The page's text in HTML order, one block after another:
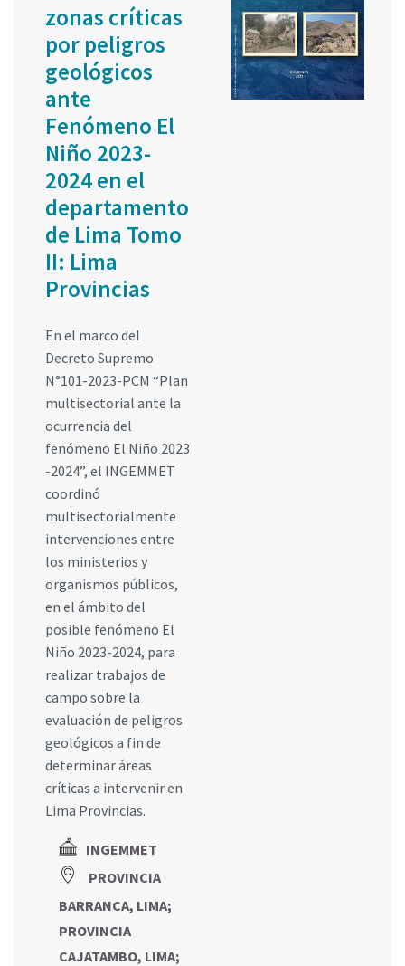
zonas críticas
por peligros
geológicos
ante
Fenómeno El
Niño 2023-
2024 en el
departamento
de Lima Tomo
II: Lima
Provincias
En el marco del
Decreto Supremo
N°101-2023-PCM “Plan
multisectorial ante la
ocurrencia del
fenómeno El Niño 2023
-2024”, el INGEMMET
coordinó
multisectorialmente
intervenciones entre
los ministerios y
organismos públicos,
en el ámbito del
posible fenómeno El
Niño 2023-2024, para
realizar trabajos de
campo sobre la
evaluación de peligros
geológicos a fin de
determinar áreas
críticas a intervenir en
Lima Provincias.
INGEMMET
PROVINCIA
BARRANCA, LIMA;
PROVINCIA
CAJATAMBO, LIMA;